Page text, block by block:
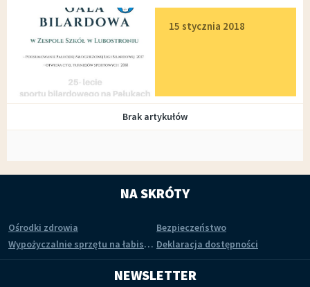
Dodano
15 stycznia 2018
Brak artykułów
NA SKRÓTY
Ośrodki zdrowia
Bezpieczeństwo
Wypożyczalnie sprzętu na łabiszyńskiej wyspie Deklaracja dostępności
NEWSLETTER